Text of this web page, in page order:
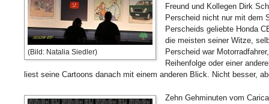
(Bild: Natalia Siedler)
Freund und Kollegen Dirk
Perscheid nicht nur mit dem
Perscheids geliebte Honda
die meisten seiner Witze,
Perscheid war
Reihenfolge oder einer
liest seine Cartoons danach mit einem anderen Blick. Nicht besser,
Zehn Gehminuten vom